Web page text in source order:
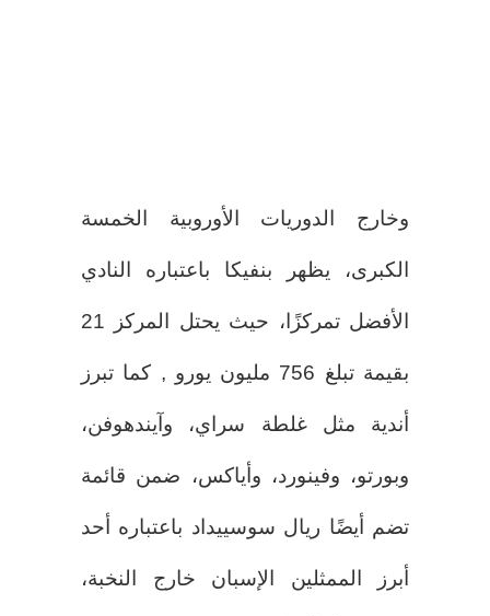
وخارج الدوريات الأوروبية الخمسة
الكبرى، يظهر بنفيكا باعتباره النادي
الأفضل تمركزًا، حيث يحتل المركز 21
بقيمة تبلغ 756 مليون يورو , كما تبرز
أندية مثل غلطة سراي، وآيندهوفن،
وبورتو، وفينورد، وأياكس، ضمن قائمة
تضم أيضًا ريال سوسييداد باعتباره أحد
أبرز الممثلين الإسبان خارج النخبة،